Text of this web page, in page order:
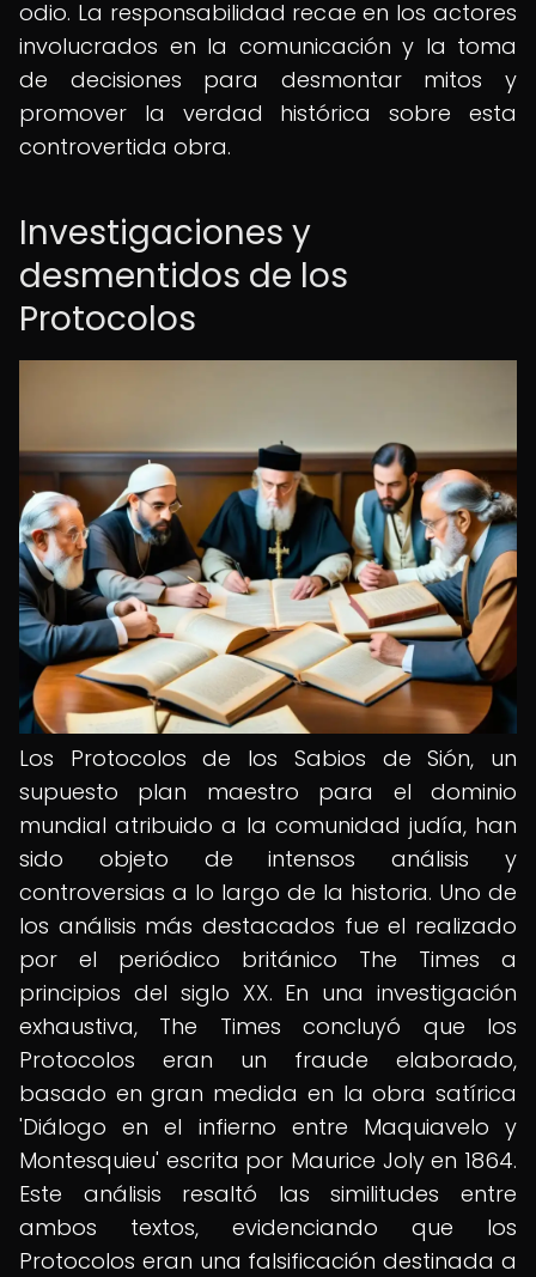
odio. La responsabilidad recae en los actores
involucrados en la comunicación y la toma
de decisiones para desmontar mitos y
promover la verdad histórica sobre esta
controvertida obra.
Investigaciones y
desmentidos de los
Protocolos
Los Protocolos de los Sabios de Sión, un
supuesto plan maestro para el dominio
mundial atribuido a la comunidad judía, han
sido objeto de intensos análisis y
controversias a lo largo de la historia. Uno de
los análisis más destacados fue el realizado
por el periódico británico The Times a
principios del siglo XX. En una investigación
exhaustiva, The Times concluyó que los
Protocolos eran un fraude elaborado,
basado en gran medida en la obra satírica
'Diálogo en el infierno entre Maquiavelo y
Montesquieu' escrita por Maurice Joly en 1864.
Este análisis resaltó las similitudes entre
ambos textos, evidenciando que los
Protocolos eran una falsificación destinada a